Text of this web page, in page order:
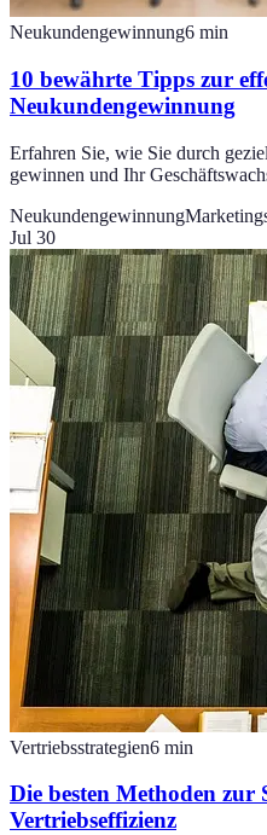
Neukundengewinnung6 min
10 bewährte Tipps zur
Neukundengewinnung
Erfahren Sie, wie Sie durch
gewinnen und Ihr
Neukundengewinnung
Jul 30
Vertriebsstrategien6 min
Die besten Methoden zur
Vertriebseffizienz